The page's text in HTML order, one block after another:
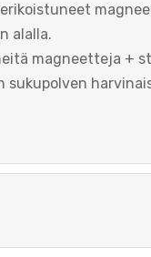
alalla.
magneetteja